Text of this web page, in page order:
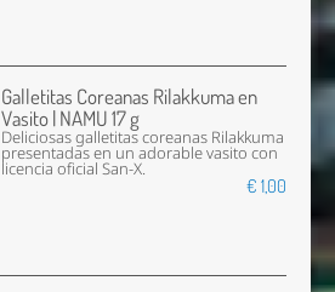
Galletitas Coreanas Rilakkuma en
Vasito | NAMU 17 g
Deliciosas galletitas coreanas Rilakkuma
presentadas en un adorable vasito con
licencia oficial San-X.
€ 1,00